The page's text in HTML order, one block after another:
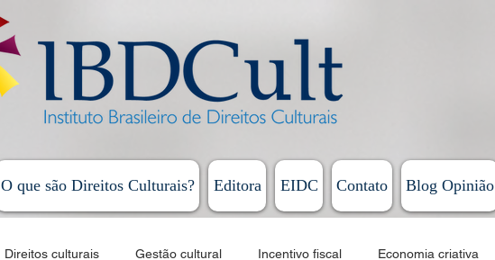
O que são Direitos Culturais? Editora EIDC Contato Blog Opinião
Direitos culturais Gestão cultural Incentivo fiscal Economia criativa